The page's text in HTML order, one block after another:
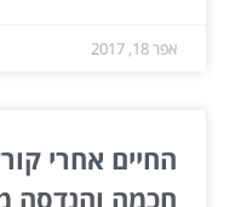
אפר 18, 2017
החיים אחרי
חכמה והנדסה